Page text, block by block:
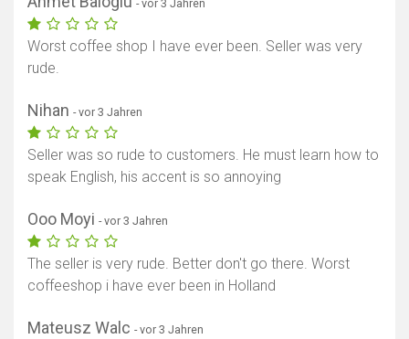
Karte anzeigen
- vor 3 Jahren
Worst coffee shop I have ever been. Seller was very
rude.
Nihan - vor 3 Jahren
Seller was so rude to customers. He must learn how to
speak English, his accent is so annoying
Ooo Moyi - vor 3 Jahren
The seller is very rude. Better don't go there. Worst
coffeeshop i have ever been in Holland
Mateusz Walc - vor 3 Jahren